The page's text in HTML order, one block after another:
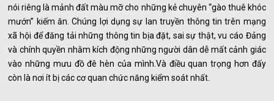
nói riêng là mảnh đất màu mỡ cho những kẻ chuyên “gào thuê khóc
mướn” kiếm ăn. Chúng lợi dụng sự lan truyền thông tin trên mạng
xã hội để đăng tải những thông tin bịa đặt, sai sự thật, vu cáo Đảng
và chính quyền nhằm kích động những người dân dễ mất cảnh giác
vào những mưu đồ đê hèn của mình.Và điều quan trọng hơn đấy
còn là nơi ít bị các cơ quan chức năng kiểm soát nhất.